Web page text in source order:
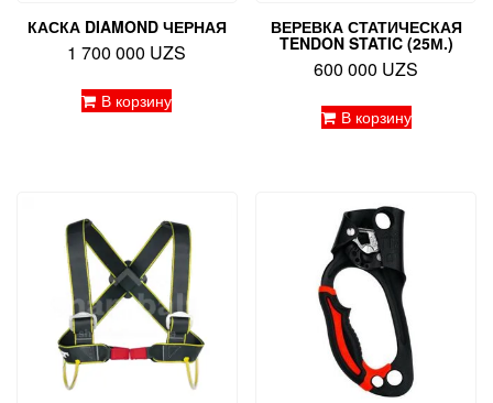
КАСКА DIAMOND ЧЕРНАЯ
1 700 000 UZS
В корзину
ВЕРЕВКА СТАТИЧЕСКАЯ
TENDON STATIC (25М.)
600 000 UZS
В корзину